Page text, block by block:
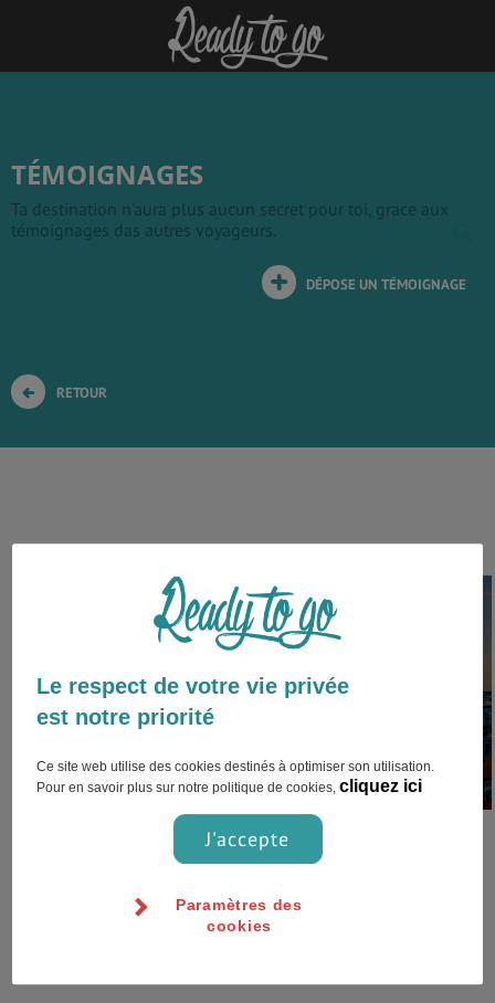
TÉMOIGNAGES
Ta destination n'aura plus aucun secret pour toi, grace aux
témoignages das autres voyageurs.
DÉPOSE UN TÉMOIGNAGE
RETOUR
Frankfurt am Main,Allemagne
Vie très chère à Francfort. La
seule chose pas trop chère est la
nourriture, donc prévoir de
Coût de la vie
Le respect de votre vie privée
est notre priorité
Ce site web utilise des cookies destinés à optimiser son utilisation.
Pour en savoir plus sur notre politique de cookies,cliquez ici
J'accepte
Paramètres des
cookies